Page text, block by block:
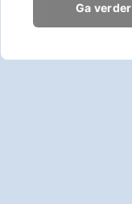
Ga verder